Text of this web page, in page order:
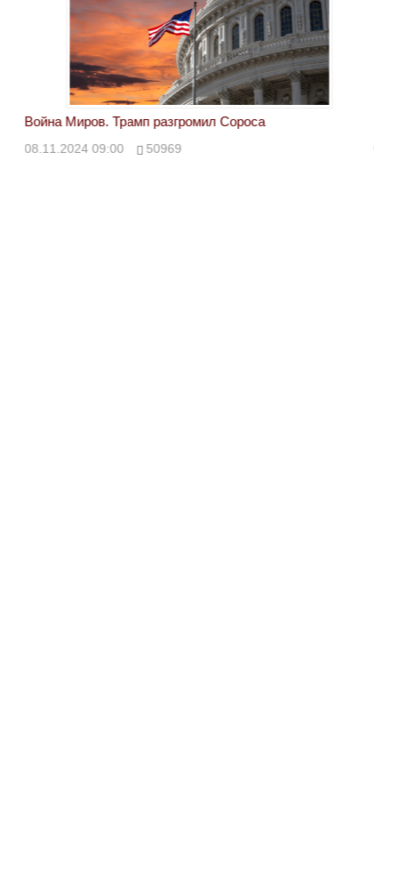
Война Миров. Трамп разгромил Сороса
08.11.2024 09:00 50969